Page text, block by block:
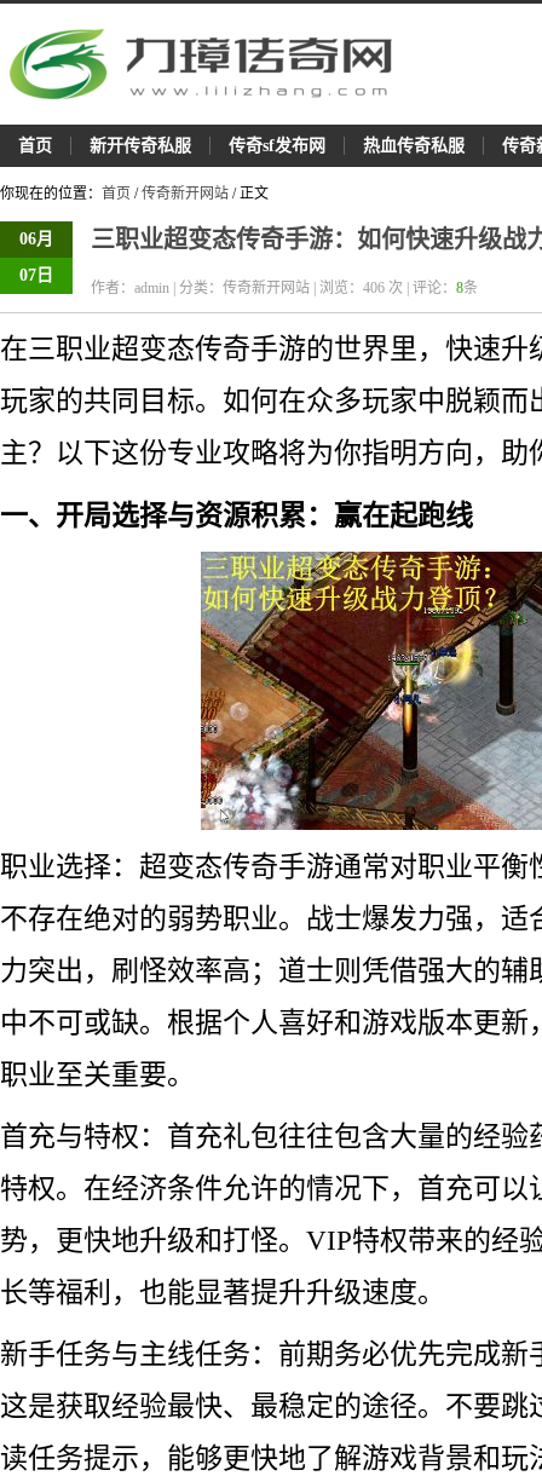
首页 新开传奇私服 传奇sf发布网 热血传奇私服 传奇
你现在的位置： 首页 /传奇新开网站 / 正文
06月
07日
三职业超变态传奇手游：如何快速升级战
作者：admin | 分类：传奇新开网站 | 浏览： 406 次 | 评论： 8条
在三职业超变态传奇手游的世界里，快速升
玩家的共同目标。如何在众多玩家中脱颖而
主？以下这份专业攻略将为你指明方向，助
一、开局选择与资源积累：赢在起跑线
职业选择：超变态传奇手游通常对职业平衡
不存在绝对的弱势职业。战士爆发力强，适
力突出，刷怪效率高；道士则凭借强大的辅
中不可或缺。根据个人喜好和游戏版本更新
职业至关重要。
首充与特权：首充礼包往往包含大量的经验
特权。在经济条件允许的情况下，首充可以
势，更快地升级和打怪。VIP特权带来的经
长等福利，也能显著提升升级速度。
新手任务与主线任务：前期务必优先完成新
这是获取经验最快、最稳定的途径。不要跳
读任务提示，能够更快地了解游戏背景和玩